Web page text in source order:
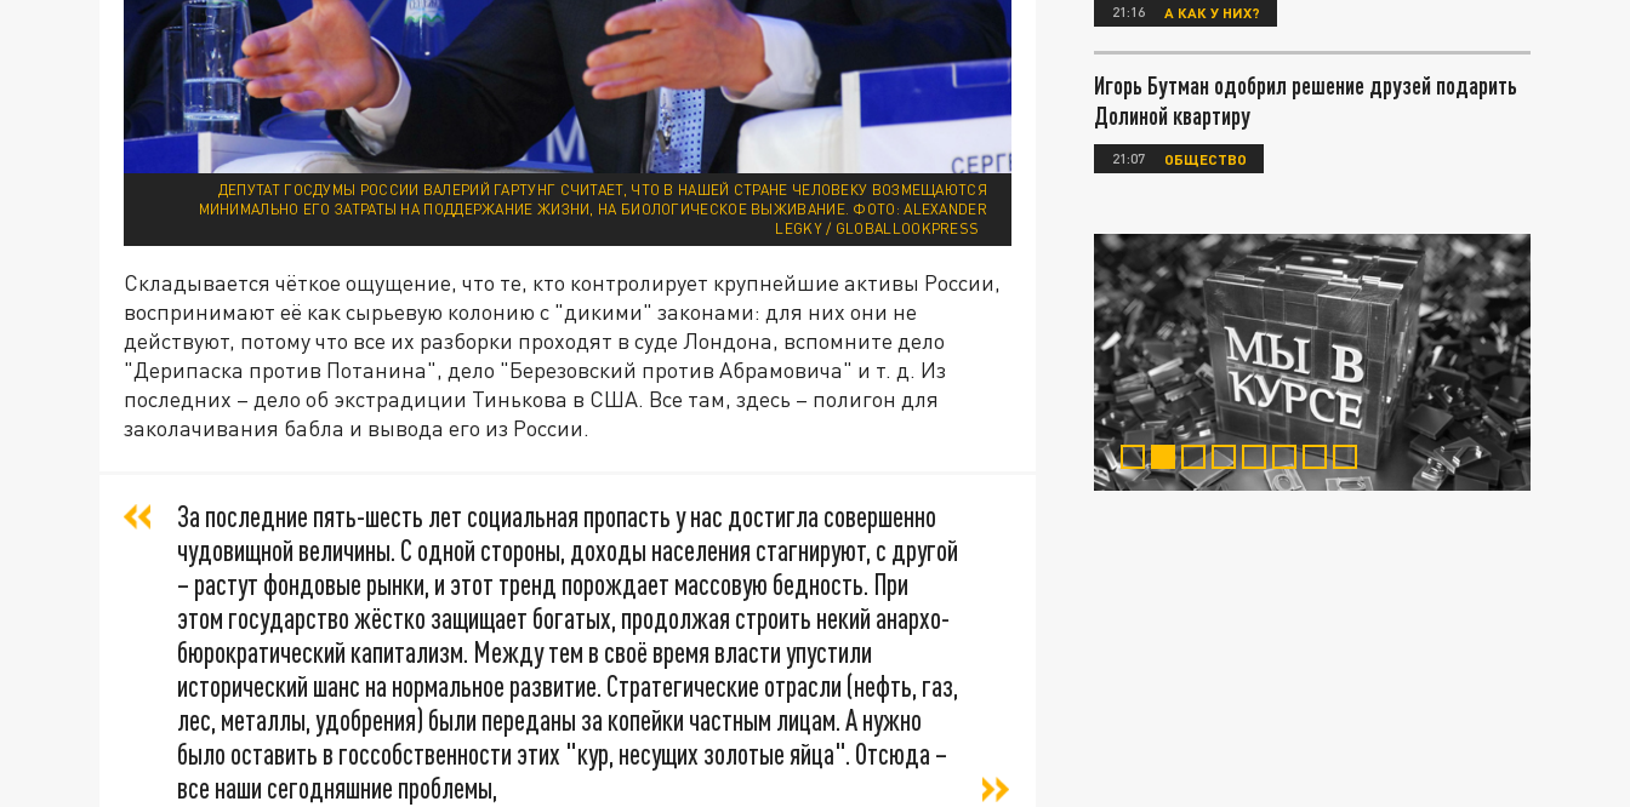
ДЕПУТАТ ГОСДУМЫ РОССИИ ВАЛЕРИЙ ГАРТУНГ СЧИТАЕТ, ЧТО В НАШЕЙ СТРАНЕ ЧЕЛОВЕКУ ВОЗМЕЩАЮТСЯ
МИНИМАЛЬНО ЕГО ЗАТРАТЫ НА ПОДДЕРЖАНИЕ ЖИЗНИ, НА БИОЛОГИЧЕСКОЕ ВЫЖИВАНИЕ. ФОТО: ALEXANDER
LEGKY / GLOBALLOOKPRESS
Складывается чёткое ощущение, что те, кто контролирует крупнейшие активы России,
воспринимают её как сырьевую колонию с "дикими" законами: для них они не
действуют, потому что все их разборки проходят в суде Лондона, вспомните дело
"Дерипаска против Потанина", дело "Березовский против Абрамовича" и т. д. Из
последних – дело об экстрадиции Тинькова в США. Все там, здесь – полигон для
заколачивания бабла и вывода его из России.
За последние пять-шесть лет социальная пропасть у нас достигла совершенно
чудовищной величины. С одной стороны, доходы населения стагнируют, с другой
– растут фондовые рынки, и этот тренд порождает массовую бедность. При
этом государство жёстко защищает богатых, продолжая строить некий анархо-
бюрократический капитализм. Между тем в своё время власти упустили
исторический шанс на нормальное развитие. Стратегические отрасли (нефть, газ,
лес, металлы, удобрения) были переданы за копейки частным лицам. А нужно
было оставить в госсобственности этих "кур, несущих золотые яйца". Отсюда –
все наши сегодняшние проблемы,
21:16 А КАК У НИХ?
Игорь Бутман одобрил решение друзей подарить
Долиной квартиру
21:07 ОБЩЕСТВО